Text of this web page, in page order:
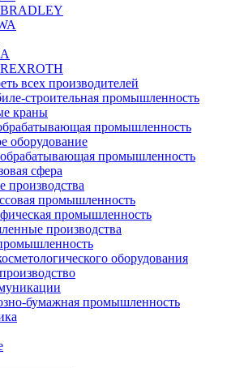
всех производителей
строительная промышленность
краны
промышленность
оборудование
промышленность
сфера
промышленность
промышленность
производства
оборудования
бумажная промышленность